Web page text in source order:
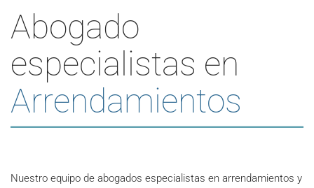
Abogado
especialistas en
Arrendamientos
Nuestro equipo de abogados especialistas en arrendamientos y